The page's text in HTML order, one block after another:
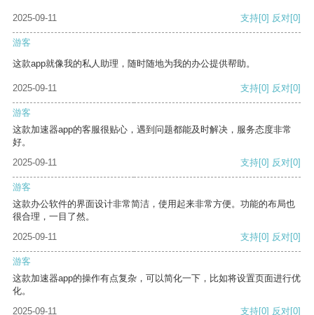
2025-09-11 支持[0] 反对[0]
游客
这款app就像我的私人助理，随时随地为我的办公提供帮助。
2025-09-11 支持[0] 反对[0]
游客
这款加速器app的客服很贴心，遇到问题都能及时解决，服务态度非常
好。
2025-09-11
支持[0] 反对[0]
游客
这款办公软件的界面设计非常简洁，使用起来非常方便。功能的布局也
很合理，一目了然。
2025-09-11
支持[0] 反对[0]
游客
这款加速器app的操作有点复杂，可以简化一下，比如将设置页面进行优
化。
2025-09-11
支持[0] 反对[0]